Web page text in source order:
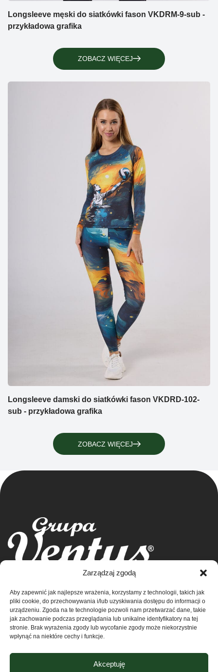
Zarządzaj zgodą
Aby zapewnić jak najlepsze wrażenia, korzystamy z technologii, takich jak
pliki cookie, do przechowywania i/lub uzyskiwania dostępu do informacji o
urządzeniu. Zgoda na te technologie pozwoli nam przetwarzać dane, takie
jak zachowanie podczas przeglądania lub unikalne identyfikatory na tej
stronie. Brak wyrażenia zgody lub wycofanie zgody może niekorzystnie
wpłynąć na niektóre cechy i funkcje.
Akceptuję
Longsleeve męski do siatkówki fason VKDRM-9-sub -
przykładowa grafika
ZOBACZ WIĘCEJ
Longsleeve damski do siatkówki fason VKDRD-102-
sub - przykładowa grafika
ZOBACZ WIĘCEJ
Grupa Ventus Sp. z o.o.
ul. Chmieleniec 2A/LU2 30-348 Kraków
NIP: 676-245-66-87 KRS 0000424254
Sąd rejonowy dla Krakowa – Śródmieście w
Krakowie
XI Wydział Krajowego Rejestru Sądowego
Sklep
Kontakt
Regulamin